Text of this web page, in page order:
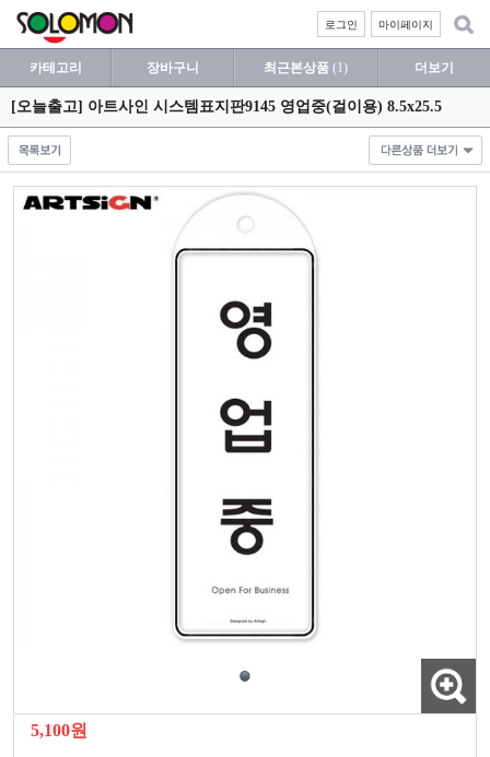
마이페이지
로그인
카테고리 장바구니 최근본상품 (1) 더보기
[오늘출고] 아트사인 시스템표지판9145 영업중(걸이용) 8.5x25.5
5,100원